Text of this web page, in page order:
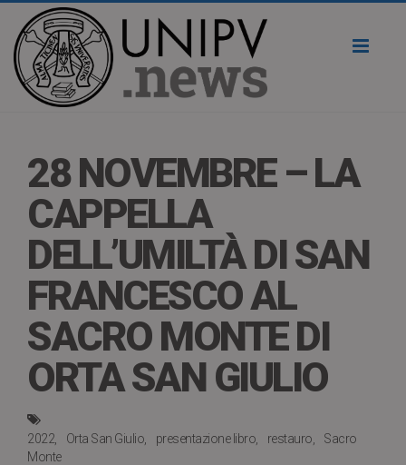
28 NOVEMBRE – LA
CAPPELLA
DELL’UMILTÀ DI SAN
FRANCESCO AL
SACRO MONTE DI
ORTA SAN GIULIO
2022 Orta San Giulio presentazione libro restauro
Sacro
Monte